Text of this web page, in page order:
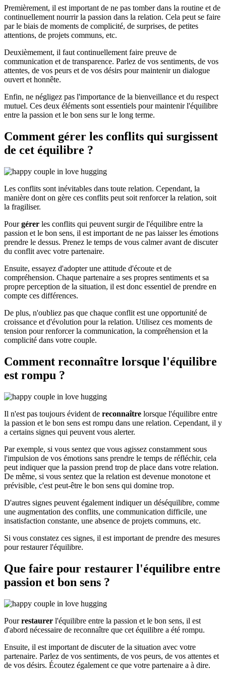
Premièrement, il est important de ne pas tomber dans la routine et de
continuellement nourrir la passion dans la relation. Cela peut se faire
par le biais de moments de complicité, de surprises, de petites
attentions, de projets communs, etc.
Deuxièmement, il faut continuellement faire preuve de
communication et de transparence. Parlez de vos sentiments, de vos
attentes, de vos peurs et de vos désirs pour maintenir un dialogue
ouvert et honnête.
Enfin, ne négligez pas l'importance de la bienveillance et du respect
mutuel. Ces deux éléments sont essentiels pour maintenir l'équilibre
entre la passion et le bon sens sur le long terme.
Comment gérer les conflits qui surgissent
de cet équilibre ?
Les conflits sont inévitables dans toute relation. Cependant, la
manière dont on gère ces conflits peut soit renforcer la relation, soit
la fragiliser.
Pourgérer les conflits qui peuvent surgir de l'équilibre entre la
passion et le bon sens, il est important de ne pas laisser les émotions
prendre le dessus. Prenez le temps de vous calmer avant de discuter
du conflit avec votre partenaire.
Ensuite, essayez d'adopter une attitude d'écoute et de
compréhension. Chaque partenaire a ses propres sentiments et sa
propre perception de la situation, il est donc essentiel de prendre en
compte ces différences.
De plus, n'oubliez pas que chaque conflit est une opportunité de
croissance et d'évolution pour la relation. Utilisez ces moments de
tension pour renforcer la communication, la compréhension et la
complicité dans votre couple.
Comment reconnaître lorsque l'équilibre
est rompu ?
Il n'est pas toujours évident de reconnaître lorsque l'équilibre entre
la passion et le bon sens est rompu dans une relation. Cependant, il y
a certains signes qui peuvent vous alerter.
Par exemple, si vous sentez que vous agissez constamment sous
l'impulsion de vos émotions sans prendre le temps de réfléchir, cela
peut indiquer que la passion prend trop de place dans votre relation.
De même, si vous sentez que la relation est devenue monotone et
prévisible, c'est peut-être le bon sens qui domine trop.
D'autres signes peuvent également indiquer un déséquilibre, comme
une augmentation des conflits, une communication difficile, une
insatisfaction constante, une absence de projets communs, etc.
Si vous constatez ces signes, il est important de prendre des mesures
pour restaurer l'équilibre.
Que faire pour restaurer l'équilibre entre
passion et bon sens ?
Pourrestaurer l'équilibre entre la passion et le bon sens, il est
d'abord nécessaire de reconnaître que cet équilibre a été rompu.
Ensuite, il est important de discuter de la situation avec votre
partenaire. Parlez de vos sentiments, de vos peurs, de vos attentes et
de vos désirs. Écoutez également ce que votre partenaire a à dire.